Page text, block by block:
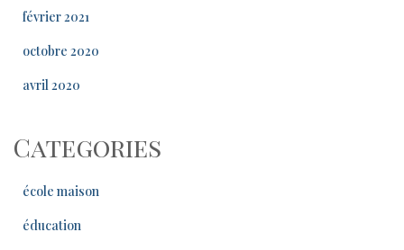
février 2021
octobre 2020
avril 2020
Categories
école maison
éducation